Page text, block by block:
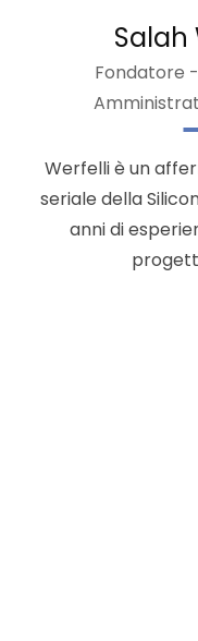
Salah
Fondatore
Werfelli è un
seriale della
anni di